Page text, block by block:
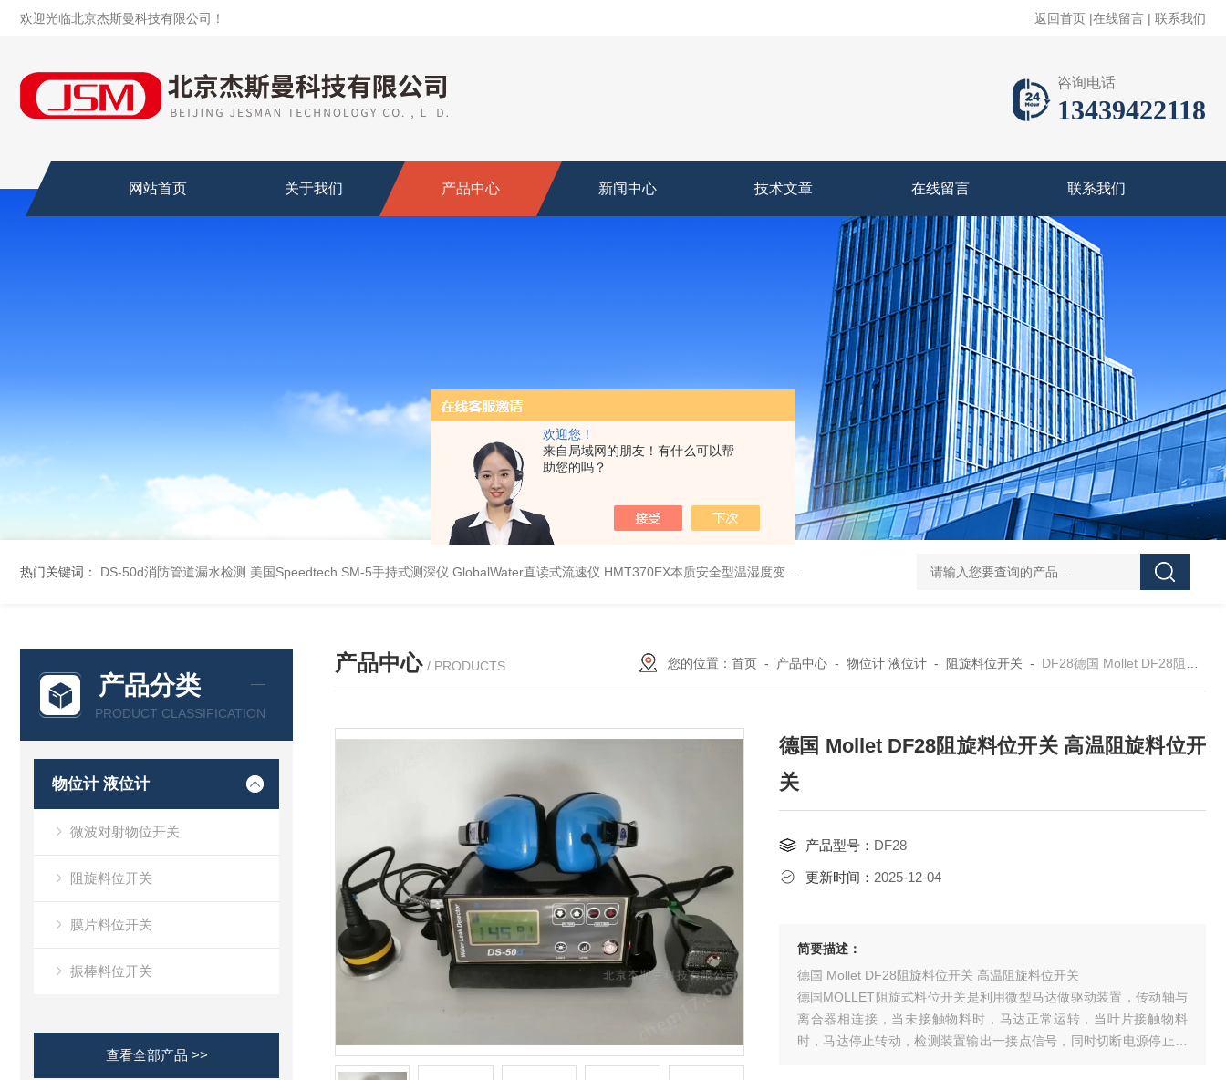
欢迎您！
来自局域网的朋友！有什么可以帮
助您的吗？
欢迎光临北京杰斯曼科技有限公司！ 返回首页 |在线留言 | 联系我们
咨询电话
13439422118
网站首页 关于我们 产品中心 新闻中心 技术文章 在线留言 联系我们
热门关键词： DS-50d消防管道漏水检测 美国Speedtech SM-5手持式测深仪 GlobalWater直读式流速仪 HMT370EX本质安全型温湿度变送器系列 适用于 0 区和 20 区 DS-50d韩国大成管道漏水检测仪 DS-50d韩国
产品分类
PRODUCT CLASSIFICATION
物位计 液位计
微波对射物位开关
阻旋料位开关
膜片料位开关
振棒料位开关
查看全部产品 >>
产品中心 / PRODUCTS 您的位置： 首页- 产品中心- 物位计 液位计- 阻旋料位开关 - DF28德国 Mollet DF28阻旋料位开关 高温阻旋料位开关
德国 Mollet DF28阻旋料位开关 高温阻旋料位开
关
产品型号： DF28
更新时间： 2025-12-04
简要描述：
德国 Mollet DF28阻旋料位开关 高温阻旋料位开关
德国MOLLET阻旋式料位开关是利用微型马达做驱动装置，传动轴与
离合器相连接，当未接触物料时，马达正常运转，当叶片接触物料
时，马达停止转动，检测装置输出一接点信号，同时切断电源停止转